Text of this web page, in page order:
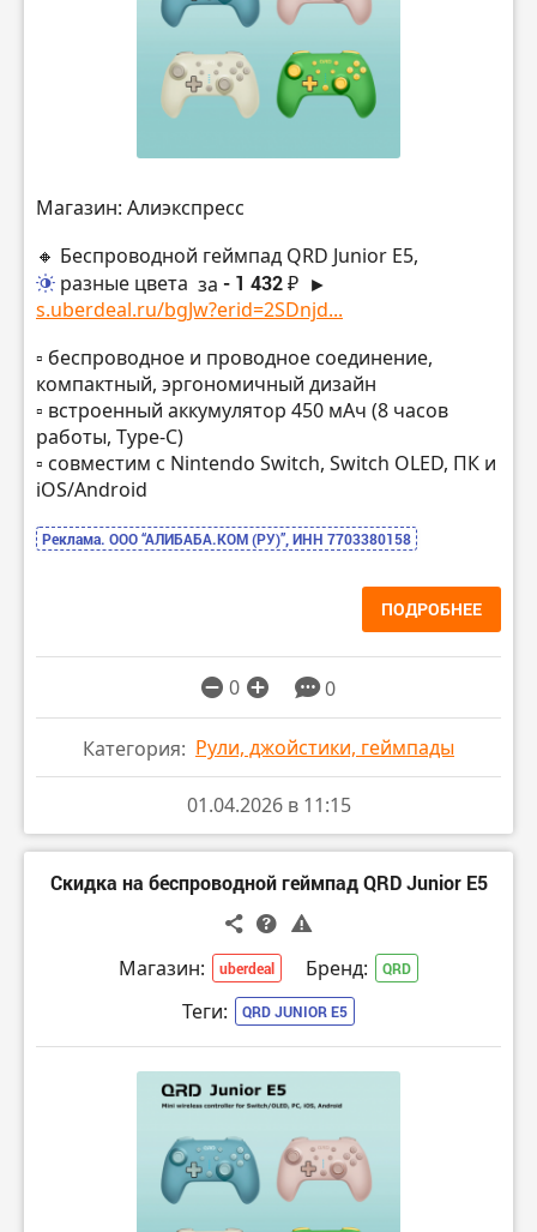
Магазин: Алиэкспресс
🔸 Беспроводной геймпад QRD Junior E5,
разные цвета за - 1 432 ₽ ►
s.uberdeal.ru/bgJw?erid=2SDnjd...
▫️ беспроводное и проводное соединение,
компактный, эргономичный дизайн
▫️ встроенный аккумулятор 450 мАч (8 часов
работы, Type-C)
▫️ совместим с Nintendo Switch, Switch OLED, ПК и
iOS/Android
Реклама. ООО “АЛИБАБА.КОМ (РУ)”, ИНН 7703380158
ПОДРОБНЕЕ
0 0
Категория: Рули, джойстики, геймпады
01.04.2026 в 11:15
Скидка на беспроводной геймпад QRD Junior E5
Магазин: uberdeal Бренд: QRD
Теги: QRD JUNIOR E5